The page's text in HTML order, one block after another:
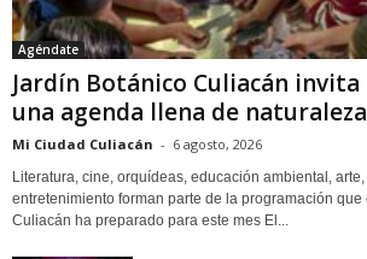
Agéndate
Jardín Botánico Culiacán
una agenda llena de
Mi Ciudad Culiacán - 6 agosto, 2026
Literatura, cine, orquídeas, educación ambiental,
entretenimiento forman parte de la programación
Culiacán ha preparado para este mes El...